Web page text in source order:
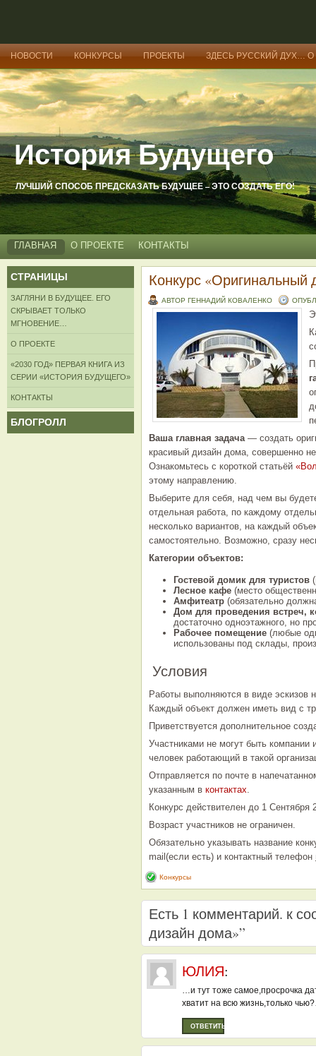
НОВОСТИ КОНКУРСЫ ПРОЕКТЫ ЗДЕСЬ РУССКИЙ ДУХ…
История Будущего
ЛУЧШИЙ СПОСОБ ПРЕДСКАЗАТЬ БУДУЩЕЕ – ЭТО СОЗДАТЬ ЕГО!
ГЛАВНАЯ О ПРОЕКТЕ КОНТАКТЫ
СТРАНИЦЫ
ЗАГЛЯНИ В БУДУЩЕЕ. ЕГО
СКРЫВАЕТ ТОЛЬКО
МГНОВЕНИЕ…
О ПРОЕКТЕ
«2030 ГОД» ПЕРВАЯ КНИГА ИЗ
СЕРИИ «ИСТОРИЯ БУДУЩЕГО»
КОНТАКТЫ
БЛОГРОЛЛ
Конкурс «Оригинальный
АВТОР ГЕННАДИЙ КОВАЛЕНКО
Ваша главная задача— создать
красивый дизайн дома, совершенно
Ознакомьтесь с короткой статьёй
этому направлению.
Выберите для себя, над чем вы
отдельная работа, по каждому
несколько вариантов, на каждый
самостоятельно. Возможно, сразу
Категории объектов:
Гостевой домик для туристов
Лесное кафе (место
Амфитеатр (обязательно
Дом для проведения встреч,
достаточно одноэтажного, но
Рабочее помещение (любые
использованы под склады,
Условия
Работы выполняются в виде эскизов
Каждый объект должен иметь вид с
Приветствуется дополнительное
Участниками не могут быть
человек работающий в такой
Отправляется по почте в
указанным в контактах.
Конкурс действителен до 1
Возраст участников не ограничен.
Обязательно указывать название
mail(если есть) и контактный телефон
Конкурсы
Есть 1 комментарий. к
дизайн дома»”
ЮЛИЯ:
…и тут тоже самое,просрочка
хватит на всю жизнь,только
ОТВЕТИТЬ